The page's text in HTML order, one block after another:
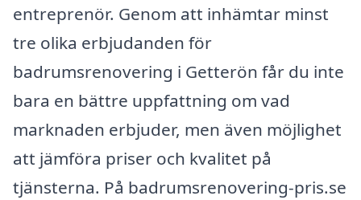
entreprenör. Genom att inhämtar minst
tre olika erbjudanden för
badrumsrenovering i Getterön får du inte
bara en bättre uppfattning om vad
marknaden erbjuder, men även möjlighet
att jämföra priser och kvalitet på
tjänsterna. På badrumsrenovering-pris.se